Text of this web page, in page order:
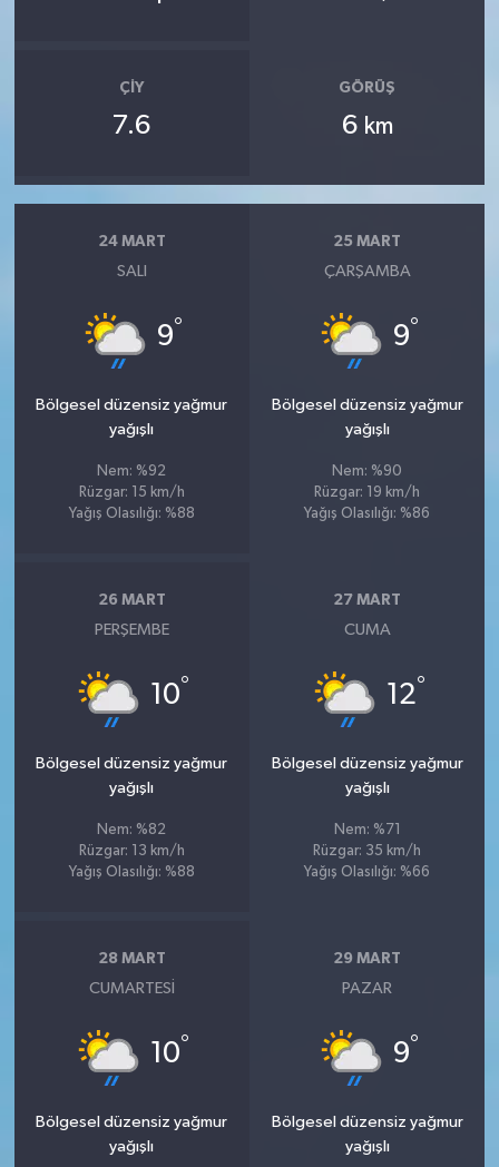
ÇIY
7.6
GÖRÜŞ
6 km
24 MART
SALI
9°
Bölgesel düzensiz yağmur
yağışlı
Nem: %92
Rüzgar: 15 km/h
Yağış Olasılığı: %88
25 MART
ÇARŞAMBA
9°
Bölgesel düzensiz yağmur
yağışlı
Nem: %90
Rüzgar: 19 km/h
Yağış Olasılığı: %86
26 MART
PERŞEMBE
10°
Bölgesel düzensiz yağmur
yağışlı
Nem: %82
Rüzgar: 13 km/h
Yağış Olasılığı: %88
27 MART
CUMA
12°
Bölgesel düzensiz yağmur
yağışlı
Nem: %71
Rüzgar: 35 km/h
Yağış Olasılığı: %66
28 MART
CUMARTESI
10°
Bölgesel düzensiz yağmur
yağışlı
29 MART
PAZAR
9°
Bölgesel düzensiz yağmur
yağışlı